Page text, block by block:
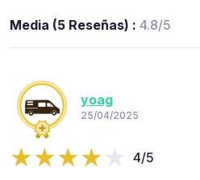
Media (5 Reseñas) : 4.8/5
yoag
25/04/2025
4/5